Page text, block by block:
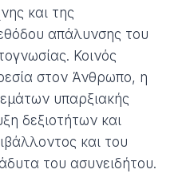
και της
απάλυνσης του
Κοινός
στον Άνθρωπο, η
υπαρξιακής
δεξιοτήτων και
και του
του ασυνειδήτου.